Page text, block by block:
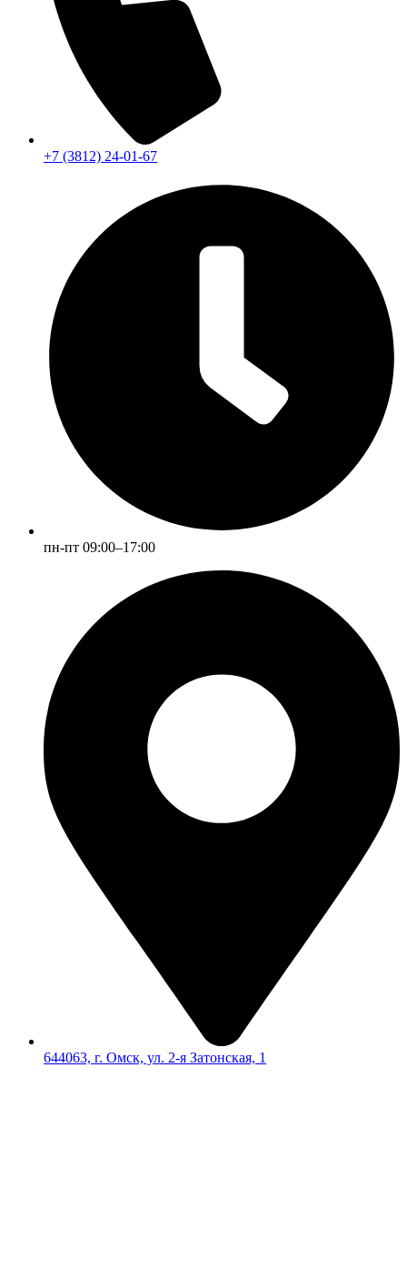
+7 (3812) 24-01-67
пн-пт 09:00–17:00
644063, г. Омск, ул. 2-я Затонская, 1